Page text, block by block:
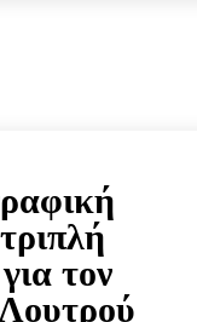
τον